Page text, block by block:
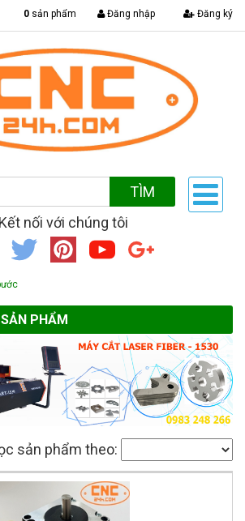
0 sản phẩm Đăng nhập Đăng ký
TÌM
Kết nối với chúng tôi
PHẨM
sản phẩm theo: